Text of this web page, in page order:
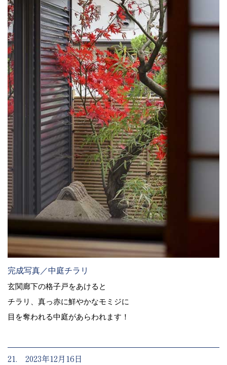
完成写真／中庭チラリ
玄関廊下の格子戸をあけると
チラリ、真っ赤に鮮やかなモミジに
目を奪われる中庭があらわれます！
21. 2023年12月16日